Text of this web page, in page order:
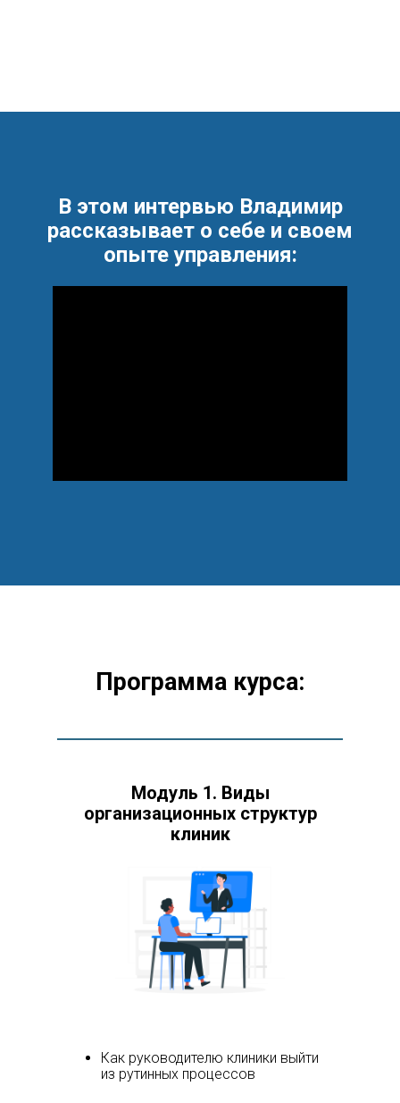
В этом интервью Владимир
рассказывает о себе и своем
опыте управления:
Программа курса:
Модуль 1. Виды
организационных структур
клиник
Как руководителю клиники выйти
из рутинных процессов